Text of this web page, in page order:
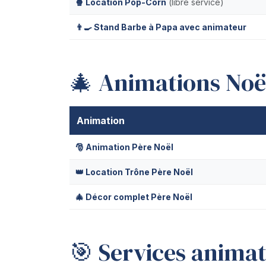
🍿 Location Pop-Corn (libre service)
👨‍🍳 Stand Barbe à Papa avec animateur
🎄 Animations
Animation
🎅 Animation Père Noël
👑 Location Trône Père Noël
🎄 Décor complet Père Noël
🎯 Services